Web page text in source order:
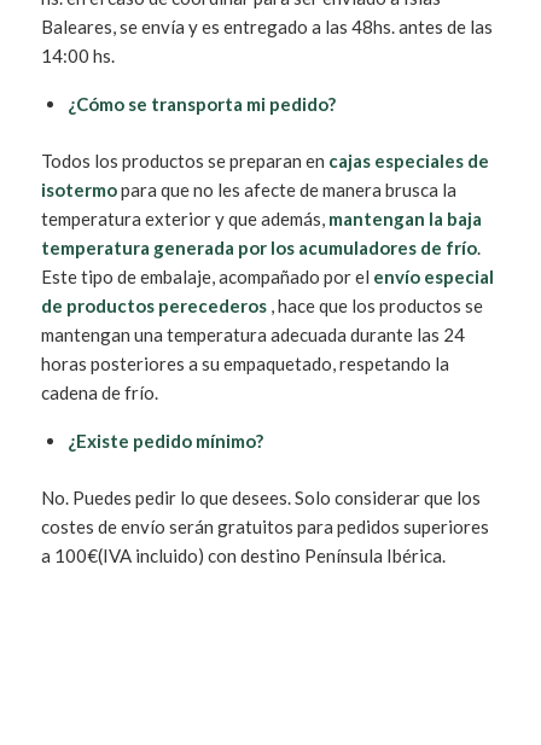
Baleares, se envía y es entregado a las 48hs. antes de las
14:00 hs.
¿Cómo se transporta mi pedido?
Todos los productos se preparan en cajas especiales de
isotermopara que no les afecte de manera brusca la
temperatura exterior y que además, mantengan la baja
temperatura generada por los acumuladores de frío.
Este tipo de embalaje, acompañado por el envío especial
de productos perecederos, hace que los productos se
mantengan una temperatura adecuada durante las 24
horas posteriores a su empaquetado, respetando la
cadena de frío.
¿Existe pedido mínimo?
No. Puedes pedir lo que desees. Solo considerar que los
costes de envío serán gratuitos para pedidos superiores
a 100€(IVA incluido) con destino Península Ibérica.